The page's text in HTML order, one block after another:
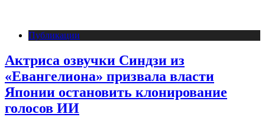
Публикации
Актриса озвучки Синдзи из
«Евангелиона» призвала власти
Японии остановить клонирование
голосов ИИ